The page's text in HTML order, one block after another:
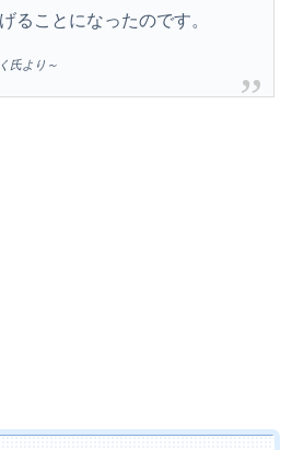
ることになったのです。
氏より～